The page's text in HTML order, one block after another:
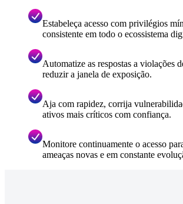
Estabeleça acesso com privilégios
consistente em todo o ecossistema
Automatize as respostas a violações
reduzir a janela de exposição.
Aja com rapidez, corrija
ativos mais críticos com confiança.
Monitore continuamente o acesso
ameaças novas e em constante